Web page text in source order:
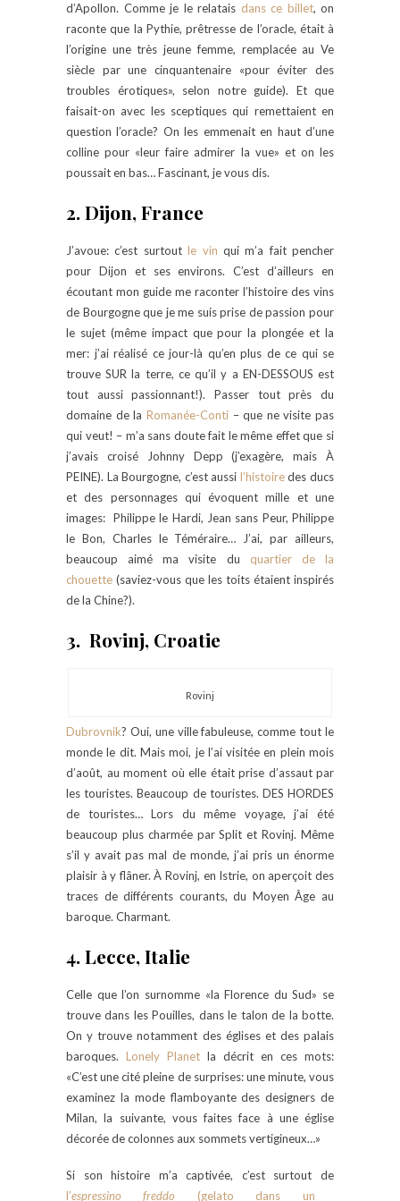
d’Apollon. Comme je le relatais dans ce billet, on
raconte que la Pythie, prêtresse de l’oracle, était à
l’origine une très jeune femme, remplacée au Ve
siècle par une cinquantenaire «pour éviter des
troubles érotiques», selon notre guide). Et que
faisait-on avec les sceptiques qui remettaient en
question l’oracle? On les emmenait en haut d’une
colline pour «leur faire admirer la vue» et on les
poussait en bas… Fascinant, je vous dis.
2. Dijon, France
J’avoue: c’est surtoutle vin qui m’a fait pencher
pour Dijon et ses environs. C’est d’ailleurs en
écoutant mon guide me raconter l’histoire des vins
de Bourgogne que je me suis prise de passion pour
le sujet (même impact que pour la plongée et la
mer: j’ai réalisé ce jour-là qu’en plus de ce qui se
trouve SUR la terre, ce qu’il y a EN-DESSOUS est
tout aussi passionnant!). Passer tout près du
domaine de la Romanée-Conti – que ne visite pas
qui veut! – m’a sans doute fait le même effet que si
j’avais croisé Johnny Depp (j’exagère, mais À
PEINE). La Bourgogne, c’est aussi l’histoiredes ducs
et des personnages qui évoquent mille et une
images: Philippe le Hardi, Jean sans Peur, Philippe
le Bon, Charles le Téméraire… J’ai, par ailleurs,
beaucoup aimé ma visite du quartier de la
chouette (saviez-vous que les toits étaient inspirés
de la Chine?).
3. Rovinj, Croatie
Rovinj
Dubrovnik? Oui, une ville fabuleuse, comme tout le
monde le dit. Mais moi, je l’ai visitée en plein mois
d’août, au moment où elle était prise d’assaut par
les touristes. Beaucoup de touristes. DES HORDES
de touristes… Lors du même voyage, j’ai été
beaucoup plus charmée par Split et Rovinj. Même
s’il y avait pas mal de monde, j’ai pris un énorme
plaisir à y flâner. À Rovinj, en Istrie, on aperçoit des
traces de différents courants, du Moyen Âge au
baroque. Charmant.
4. Lecce, Italie
Celle que l’on surnomme «la Florence du Sud» se
trouve dans les Pouilles, dans le talon de la botte.
On y trouve notamment des églises et des palais
baroques. Lonely Planet la décrit en ces mots:
«C’est une cité pleine de surprises: une minute, vous
examinez la mode flamboyante des designers de
Milan, la suivante, vous faites face à une église
décorée de colonnes aux sommets vertigineux…»
Si son histoire m’a captivée, c’est surtout de
l’espressino freddo (gelato dans un